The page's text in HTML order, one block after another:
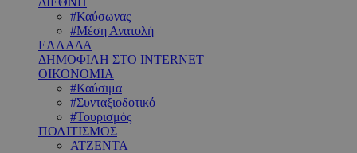
#Καύσωνας
#Μέση Ανατολή
ΕΛΛΑΔΑ
ΔΗΜΟΦΙΛΗ ΣΤΟ INTERNET
ΟΙΚΟΝΟΜΙΑ
#Καύσιμα
#Συνταξιοδοτικό
#Τουρισμός
ΠΟΛΙΤΙΣΜΟΣ
ΑΤΖΕΝΤΑ